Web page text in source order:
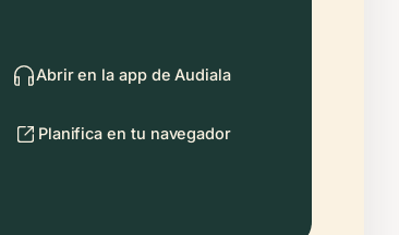
Abrir en la app de Audiala
Planifica en tu navegador